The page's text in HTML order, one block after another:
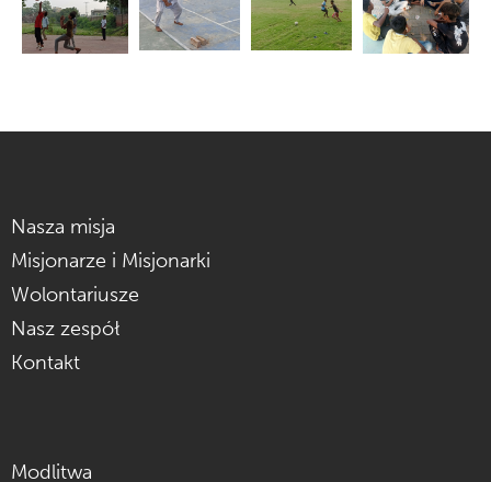
Nasza misja
Misjonarze i Misjonarki
Wolontariusze
Nasz zespół
Kontakt
Modlitwa